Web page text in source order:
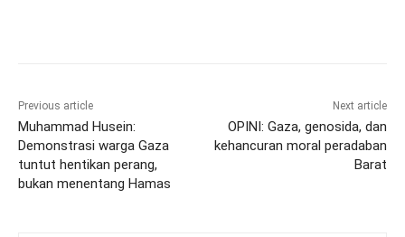
Previous article
Muhammad Husein:
Demonstrasi warga Gaza
tuntut hentikan perang,
bukan menentang Hamas
Next article
OPINI: Gaza, genosida, dan
kehancuran moral peradaban
Barat